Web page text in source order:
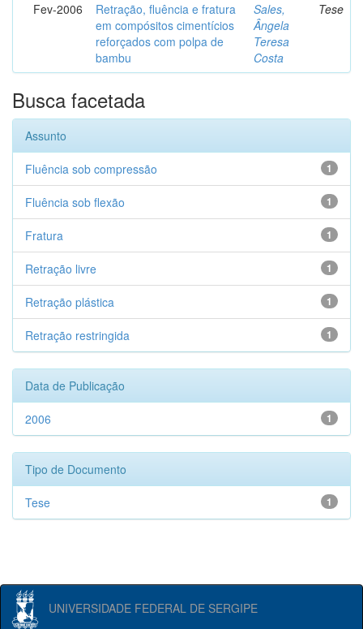
Fev-2006
Retração, fluência e fratura
em compósitos cimentícios
reforçados com polpa de
bambu
Sales,
Ângela
Teresa
Costa
Tese
Busca facetada
Assunto
1
Fluência sob compressão
1
Fluência sob flexão
1
Fratura
1
Retração livre
1
Retração plástica
1
Retração restringida
Data de Publicação
1
2006
Tipo de Documento
1
Tese
UNIVERSIDADE FEDERAL DE SERGIPE